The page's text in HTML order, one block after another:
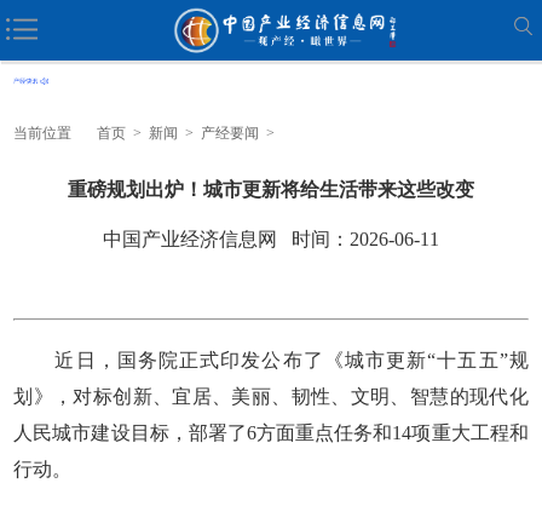
当前位置 首页 > 新闻 > 产经要闻 >
重磅规划出炉！城市更新将给生活带来这些改变
中国产业经济信息网 时间：2026-06-11
近日，国务院正式印发公布了《城市更新“十五五”规
划》，对标创新、宜居、美丽、韧性、文明、智慧的现代化
人民城市建设目标，部署了6方面重点任务和14项重大工程和
行动。